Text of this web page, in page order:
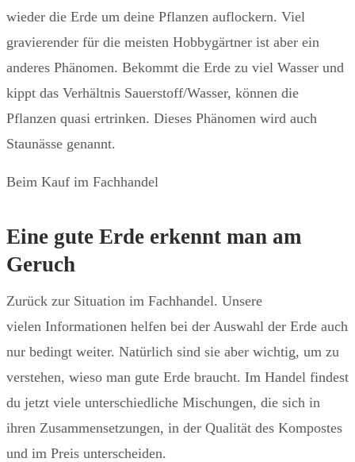
wieder die Erde um deine Pflanzen auflockern. Viel
gravierender für die meisten Hobbygärtner ist aber ein
anderes Phänomen. Bekommt die Erde zu viel Wasser und
kippt das Verhältnis Sauerstoff/Wasser, können die
Pflanzen quasi ertrinken. Dieses Phänomen wird auch
Staunässe genannt.
Beim Kauf im Fachhandel
Eine gute Erde erkennt man am
Geruch
Zurück zur Situation im Fachhandel. Unsere
vielen Informationen helfen bei der Auswahl der Erde auch
nur bedingt weiter. Natürlich sind sie aber wichtig, um zu
verstehen, wieso man gute Erde braucht. Im Handel findest
du jetzt viele unterschiedliche Mischungen, die sich in
ihren Zusammensetzungen, in der Qualität des Kompostes
und im Preis unterscheiden.